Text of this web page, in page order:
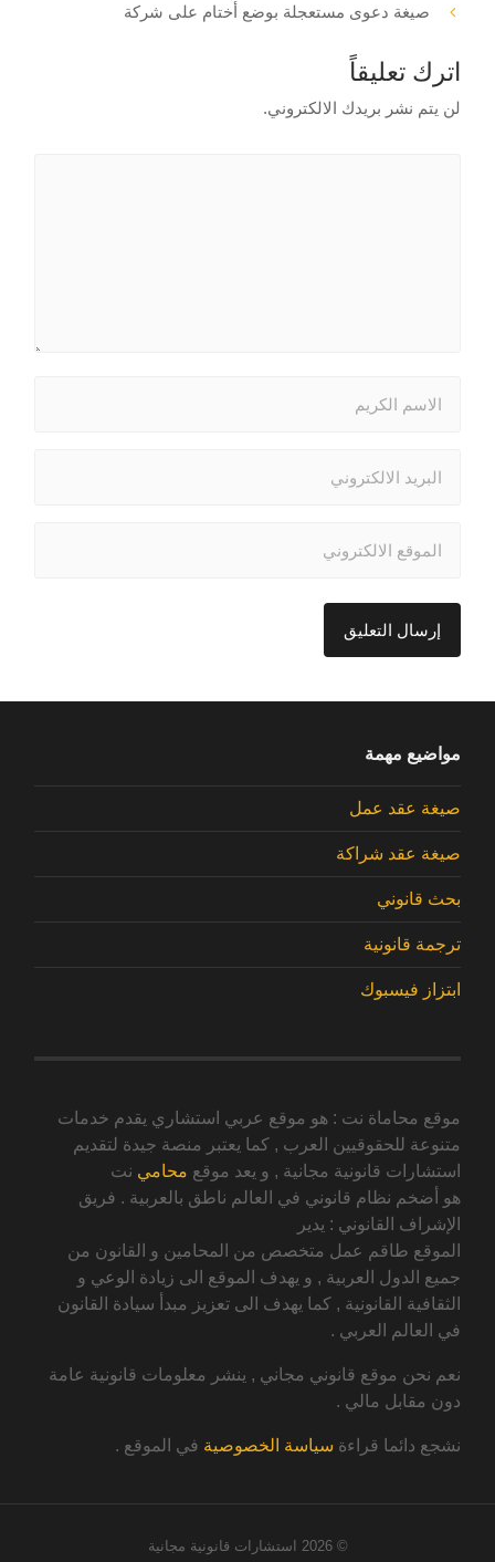
صيغة دعوى مستعجلة بوضع أختام على شركة
اترك تعليقاً
لن يتم نشر بريدك الالكتروني.
مواضيع مهمة
صيغة عقد عمل
صيغة عقد شراكة
بحث قانوني
ترجمة قانونية
ابتزاز فيسبوك
موقع محاماة نت : هو موقع عربي استشاري يقدم خدمات
متنوعة للحقوقيين العرب , كما يعتبر منصة جيدة لتقديم
استشارات قانونية مجانية , و يعد موقع محامي نت
هو أضخم نظام قانوني في العالم ناطق بالعربية . فريق
الإشراف القانوني : يدير
الموقع طاقم عمل متخصص من المحامين و القانون من
جميع الدول العربية , و يهدف الموقع الى زيادة الوعي و
الثقافية القانونية , كما يهدف الى تعزيز مبدأ سيادة القانون
في العالم العربي .
نعم نحن موقع قانوني مجاني , ينشر معلومات قانونية عامة
دون مقابل مالي .
نشجع دائما قراءة سياسة الخصوصية في الموقع .
© 2026 استشارات قانونية مجانية